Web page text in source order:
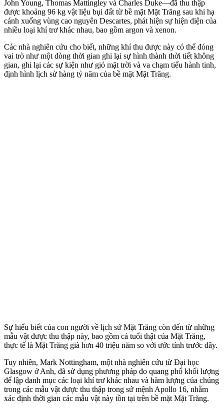
John Young, Thomas Mattingley và Charles Duke—đã thu thập
được khoảng 96 kg vật liệu bụi đất từ bề mặt Mặt Trăng sau khi hạ
cánh xuống vùng cao nguyên Descartes, phát hiện sự hiện diện của
nhiều loại khí trơ khác nhau, bao gồm argon và xenon.
Các nhà nghiên cứu cho biết, những khí thu được này có thể đóng
vai trò như một dòng thời gian ghi lại sự hình thành thời tiết không
gian, ghi lại các sự kiện như gió mặt trời và va chạm tiểu hành tinh,
định hình lịch sử hàng tỷ năm của bề mặt Mặt Trăng.
Sự hiểu biết của con người về lịch sử Mặt Trăng còn đến từ những
mẫu vật được thu thập này, bao gồm cả tuổi thật của Mặt Trăng,
thực tế là Mặt Trăng già hơn 40 triệu năm so với ước tính trước đây.
Tuy nhiên, Mark Nottingham, một nhà nghiên cứu từ Đại học
Glasgow ở Anh, đã sử dụng phương pháp đo quang phổ khối lượng
để lập danh mục các loại khí trơ khác nhau và hàm lượng của chúng
trong các mẫu vật được thu thập trong sứ mệnh Apollo 16, nhằm
xác định thời gian các mẫu vật này tồn tại trên bề mặt Mặt Trăng.